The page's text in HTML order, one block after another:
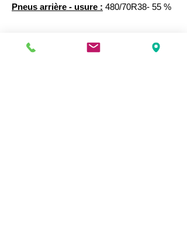
Pneus arrière - usure : 480/70R38- 55 %
Bon état